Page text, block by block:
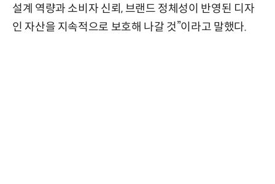
설계 역량과 소비자 신뢰, 브랜드 정체성이 반영된 디자
인 자산을 지속적으로 보호해 나갈 것”이라고 말했다.